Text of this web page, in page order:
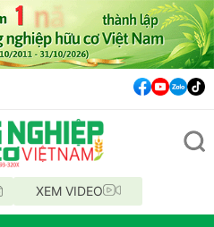
XEM VIDEO